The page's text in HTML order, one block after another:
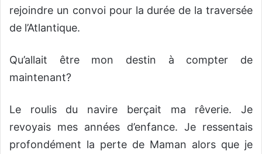
rejoindre un convoi pour la durée de la traversée
de l’Atlantique.
Qu’allait être mon destin à compter de
maintenant?
Le roulis du navire berçait ma rêverie. Je
revoyais mes années d’enfance. Je ressentais
profondément la perte de Maman alors que je